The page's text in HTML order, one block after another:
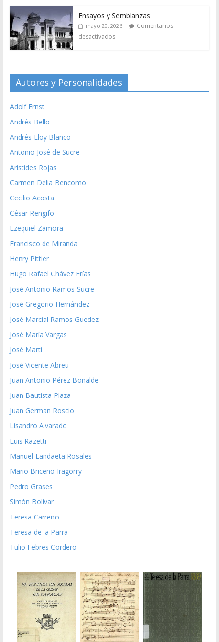
Ensayos y Semblanzas
mayo 20, 2026
Comentarios
desactivados
Autores y Personalidades
Adolf Ernst
Andrés Bello
Andrés Eloy Blanco
Antonio José de Sucre
Aristides Rojas
Carmen Delia Bencomo
Cecilio Acosta
César Rengifo
Ezequiel Zamora
Francisco de Miranda
Henry Pittier
Hugo Rafael Chávez Frías
José Antonio Ramos Sucre
José Gregorio Hernández
José Marcial Ramos Guedez
José María Vargas
José Martí
José Vicente Abreu
Juan Antonio Pérez Bonalde
Juan Bautista Plaza
Juan German Roscio
Lisandro Alvarado
Luis Razetti
Manuel Landaeta Rosales
Mario Briceño Iragorry
Pedro Grases
Simón Bolívar
Teresa Carreño
Teresa de la Parra
Tulio Febres Cordero